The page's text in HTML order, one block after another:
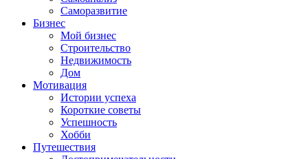
Саморазвитие
Бизнес
Мой бизнес
Строительство
Недвижимость
Дом
Мотивация
Истории успеха
Короткие советы
Успешность
Хобби
Путешествия